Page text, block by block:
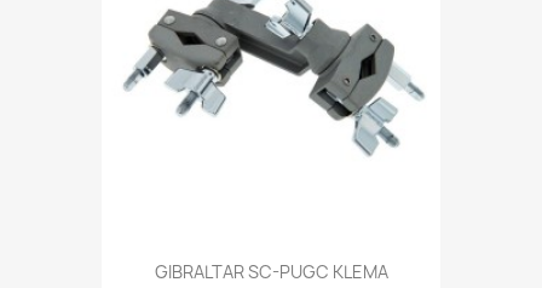
GIBRALTAR SC-PUGC KLEMA